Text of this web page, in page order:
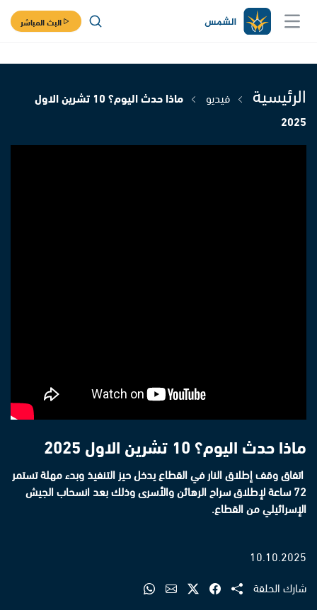
البث المباشر
الرئيسية فيديو
ماذا حدث اليوم؟ 10 تشرين الاول
2025
ماذا حدث اليوم؟ 10 تشرين الاول 2025
اتفاق وقف إطلاق النار في القطاع يدخل حيز التنفيذ وبدء مهلة تستمر
72 ساعة لإطلاق سراح الرهائن والأسرى وذلك بعد انسحاب الجيش
الإسرائيلي من القطاع.
10.10.2025
شارك الحلقة